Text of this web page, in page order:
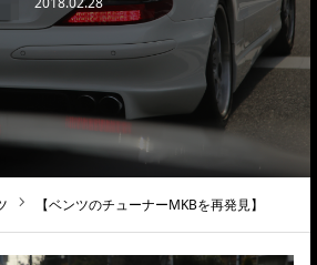
【ベンツのチューナーMKBを再発見】